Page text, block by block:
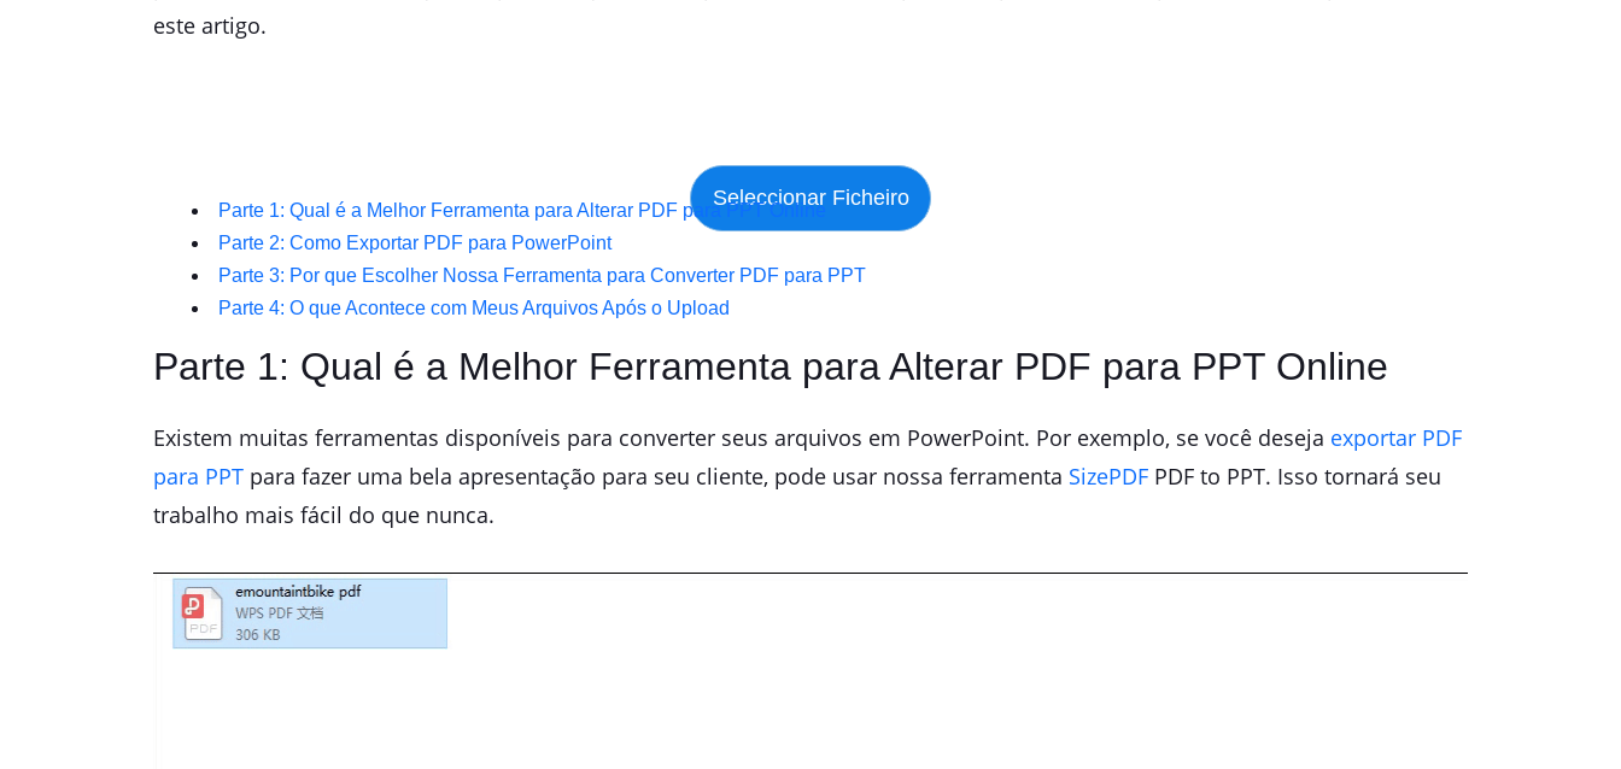
este artigo.
Parte 1: Qual é a Melhor Ferramenta para Alterar PDF para PPT Online
Parte 2: Como Exportar PDF para PowerPoint
Parte 3: Por que Escolher Nossa Ferramenta para Converter PDF para PPT
Parte 4: O que Acontece com Meus Arquivos Após o Upload
Parte 1: Qual é a Melhor Ferramenta para Alterar PDF para PPT Online
Existem muitas ferramentas disponíveis para converter seus arquivos em PowerPoint. Por exemplo, se você deseja exportar PDF
para PPT para fazer uma bela apresentação para seu cliente, pode usar nossa ferramenta SizePDF PDF to PPT. Isso tornará seu
trabalho mais fácil do que nunca.